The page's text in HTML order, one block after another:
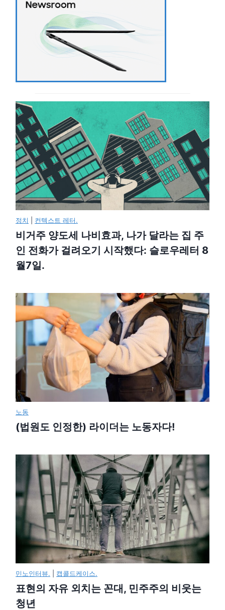
정치 컨텍스트 레터.
비거주 양도세 나비효과, 나가 달라는 집 주
인 전화가 걸려오기 시작했다: 슬로우레터 8
월7일.
노동
(법원도 인정한) 라이더는 노동자다!
민노인터뷰. 캡콜드케이스.
표현의 자유 외치는 꼰대, 민주주의 비웃는
청년